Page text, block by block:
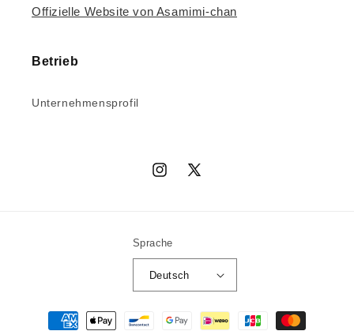
Offizielle Website von Asamimi-chan
Betrieb
Unternehmensprofil
Instagram
X
Sprache
Deutsch
Zahlungsmethoden